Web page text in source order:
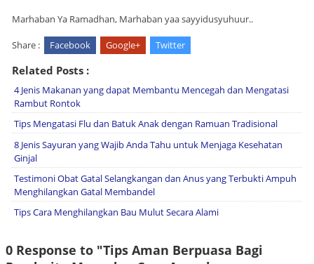
Marhaban Ya Ramadhan, Marhaban yaa sayyidusyuhuur..
Share : Facebook Google+ Twitter
Related Posts :
4 Jenis Makanan yang dapat Membantu Mencegah dan Mengatasi
Rambut Rontok
Tips Mengatasi Flu dan Batuk Anak dengan Ramuan Tradisional
8 Jenis Sayuran yang Wajib Anda Tahu untuk Menjaga Kesehatan
Ginjal
Testimoni Obat Gatal Selangkangan dan Anus yang Terbukti Ampuh
Menghilangkan Gatal Membandel
Tips Cara Menghilangkan Bau Mulut Secara Alami
0 Response to "Tips Aman Berpuasa Bagi